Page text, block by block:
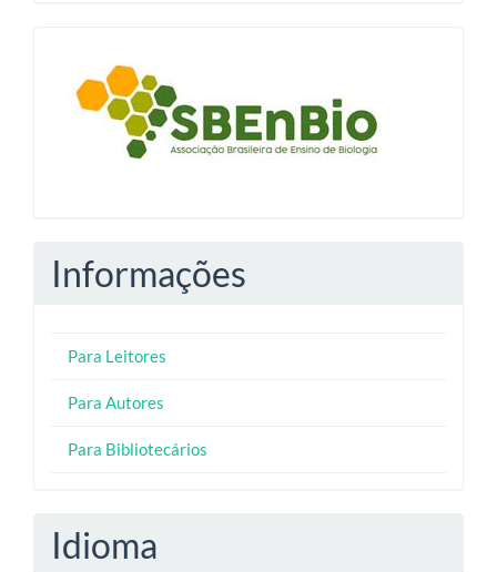
blocologosbenbio
Informações
Para Leitores
Para Autores
Para Bibliotecários
Idioma